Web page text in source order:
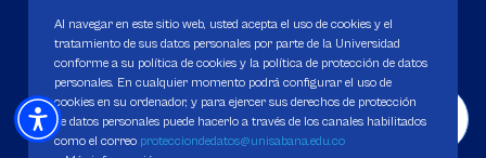
Personería Jurídica:Resolución 130 del 14 de enero de 1980.
Ministerio de Educación Nacional.
Política de Protección de datos
Al navegar en este sitio web, usted acepta el uso de cookies y el
tratamiento de sus datos personales por parte de la Universidad
conforme a su política de cookies y la política de protección de datos
personales. En cualquier momento podrá configurar el uso de
cookies en su ordenador, y para ejercer sus derechos de protección
de datos personales puede hacerlo a través de los canales habilitados
como el correo protecciondedatos@unisabana.edu.co